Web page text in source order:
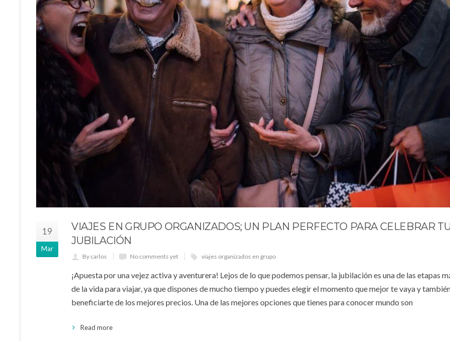
19
Mar
VIAJES EN GRUPO ORGANIZADOS; UN PLAN PERFECTO PARA CELEBRAR
JUBILACIÓN
By carlos No comments yet viajes organizados en grupo
¡Apuesta por una vejez activa y aventurera! Lejos de lo que podemos pensar, la jubilación es una de las etapas
de la vida para viajar, ya que dispones de mucho tiempo y puedes elegir el momento que mejor te vaya y
beneficiarte de los mejores precios. Una de las mejores opciones que tienes para conocer mundo son
Read more